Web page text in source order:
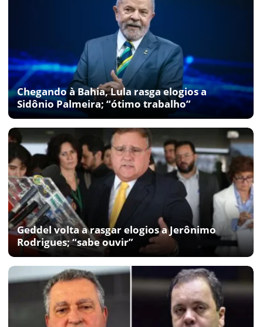
Chegando à Bahia, Lula rasga elogios a
Sidônio Palmeira; “ótimo trabalho”
Geddel volta a rasgar elogios a Jerônimo
Rodrigues; “sabe ouvir”